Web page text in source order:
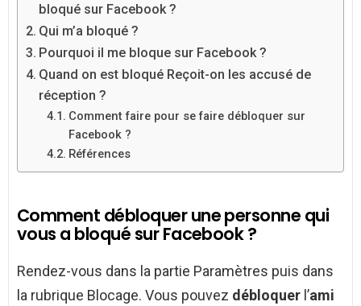
bloqué sur Facebook ?
Qui m’a bloqué ?
Pourquoi il me bloque sur Facebook ?
Quand on est bloqué Reçoit-on les accusé de
réception ?
Comment faire pour se faire débloquer sur
Facebook ?
Références
Comment débloquer une personne qui
vous a bloqué sur Facebook ?
Rendez-vous dans la partie Paramètres puis dans
la rubrique Blocage. Vous pouvez débloquer l’ami